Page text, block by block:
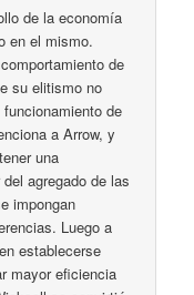
de la economía
en el mismo.
de
su elitismo no
de
a Arrow, y
una
agregado de las
impongan
Luego a
establecerse
mayor eficiencia